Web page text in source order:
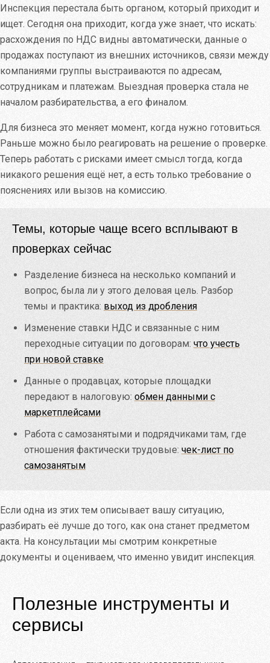
Инспекция перестала быть органом, который приходит и
ищет. Сегодня она приходит, когда уже знает, что искать:
расхождения по НДС видны автоматически, данные о
продажах поступают из внешних источников, связи между
компаниями группы выстраиваются по адресам,
сотрудникам и платежам. Выездная проверка стала не
началом разбирательства, а его финалом.
Для бизнеса это меняет момент, когда нужно готовиться.
Раньше можно было реагировать на решение о проверке.
Теперь работать с рисками имеет смысл тогда, когда
никакого решения ещё нет, а есть только требование о
пояснениях или вызов на комиссию.
Темы, которые чаще всего всплывают в
проверках сейчас
Разделение бизнеса на несколько компаний и
вопрос, была ли у этого деловая цель. Разбор
темы и практика: выход из дробления
Изменение ставки НДС и связанные с ним
переходные ситуации по договорам: что учесть
при новой ставке
Данные о продавцах, которые площадки
передают в налоговую: обмен данными с
маркетплейсами
Работа с самозанятыми и подрядчиками там, где
отношения фактически трудовые: чек-лист по
самозанятым
Если одна из этих тем описывает вашу ситуацию,
разбирать её лучше до того, как она станет предметом
акта. На консультации мы смотрим конкретные
документы и оцениваем, что именно увидит инспекция.
Полезные инструменты и
сервисы